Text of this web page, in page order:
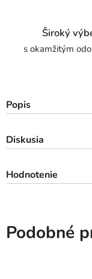
Široký
s okamžitým
Popis
Diskusia
Hodnotenie
Podobné